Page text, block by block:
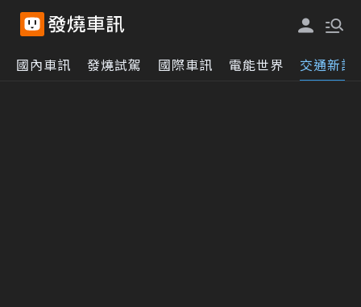
國內車訊 發燒試駕 國際車訊 電能世界 交通新訊